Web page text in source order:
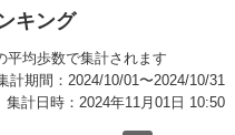
キング
均歩数で集計されます
計期間：2024/10/01〜2024/10/31
集計日時：2024年11月01日 10:50